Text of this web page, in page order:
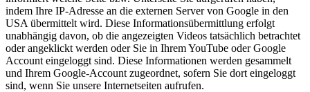
indem Ihre IP-Adresse an die externen Server von Google in den
USA übermittelt wird. Diese Informationsübermittlung erfolgt
unabhängig davon, ob die angezeigten Videos tatsächlich betrachtet
oder angeklickt werden oder Sie in Ihrem YouTube oder Google
Account eingeloggt sind. Diese Informationen werden gesammelt
und Ihrem Google-Account zugeordnet, sofern Sie dort eingeloggt
sind, wenn Sie unsere Internetseiten aufrufen.